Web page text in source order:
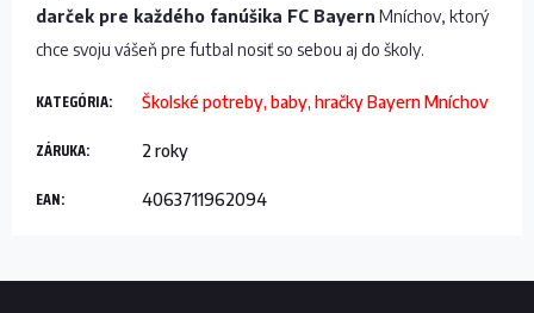
darček pre každého fanúšika FC Bayern Mníchov, ktorý
chce svoju vášeň pre futbal nosiť so sebou aj do školy.
KATEGÓRIA: Školské potreby, baby, hračky Bayern Mníchov
ZÁRUKA: 2 roky
EAN: 4063711962094
Z